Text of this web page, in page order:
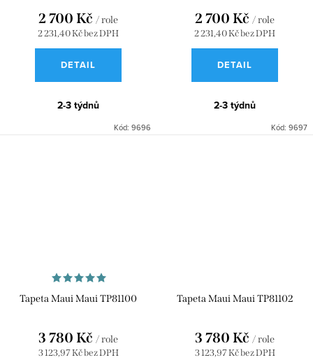
2 231,40 Kč bez DPH
2 700 Kč / role
DETAIL
2-3 týdnů
Kód: 9696
2 231,40 Kč bez DPH
2 700 Kč / role
DETAIL
2-3 týdnů
Kód: 9697
Tapeta Maui Maui TP81100
3 123,97 Kč bez DPH
3 780 Kč / role
Tapeta Maui Maui TP81102
3 123,97 Kč bez DPH
3 780 Kč / role